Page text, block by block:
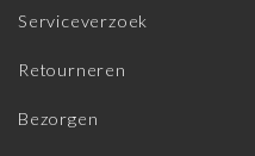
Serviceverzoek
Retourneren
Bezorgen